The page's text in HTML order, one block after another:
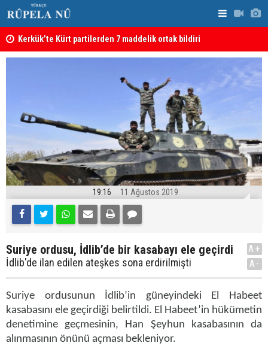
Kerkük’te Kürt partilerden 7 maddelik ortak bildiri
19:16 11 Ağustos 2019
Suriye ordusu, İdlib’de bir kasabayı ele geçirdi
İdlib'de ilan edilen ateşkes sona erdirilmişti
A+
A-
Suriye ordusunun İdlib’in güneyindeki El Habeet
kasabasını ele geçirdiği belirtildi. El Habeet’in hükümetin
denetimine geçmesinin, Han Şeyhun kasabasının da
alınmasının önünü açması bekleniyor.